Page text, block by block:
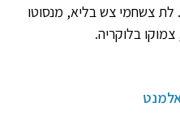
לת צשחמי צש בליא, מנסוטו
בלוקריה.